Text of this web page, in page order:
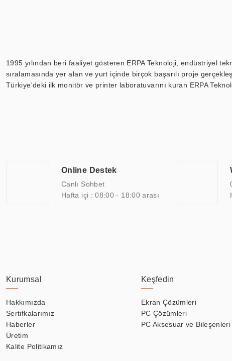
1995 yılından beri faaliyet gösteren ERPA Teknoloji, endüstriyel
sıralamasında yer alan ve yurt içinde birçok başarılı proje
Türkiye'deki ilk monitör ve printer laboratuvarını kuran ERPA
arasında yer almaktadır. ERPA Teknoloji, uluslararası
yılların getirdiği bilgi ve tecrübe ile birleştiren ERPA Teknoloji, özel
Online Destek
Canlı Sohbet
Hafta içi : 08:00 - 18:00 arası
Kurumsal
Hakkımızda
Sertifkalarımız
Haberler
Üretim
Kalite Politikamız
Keşfedin
Ekran Çözümleri
PC Çözümleri
PC Aksesuar ve Bileşenleri